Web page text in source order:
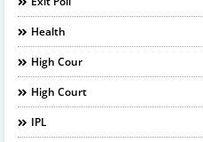
Health
High Cour
High Court
IPL